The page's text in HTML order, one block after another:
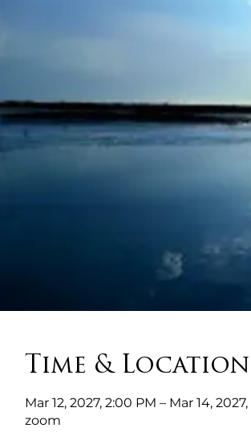
Time & Location
Mar 12, 2027, 2:00 PM – Mar 14,
zoom